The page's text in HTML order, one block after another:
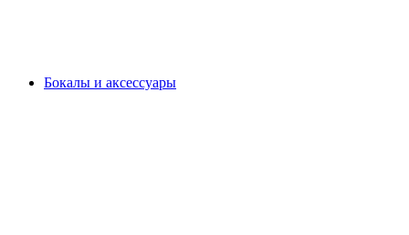
Бокалы и аксессуары